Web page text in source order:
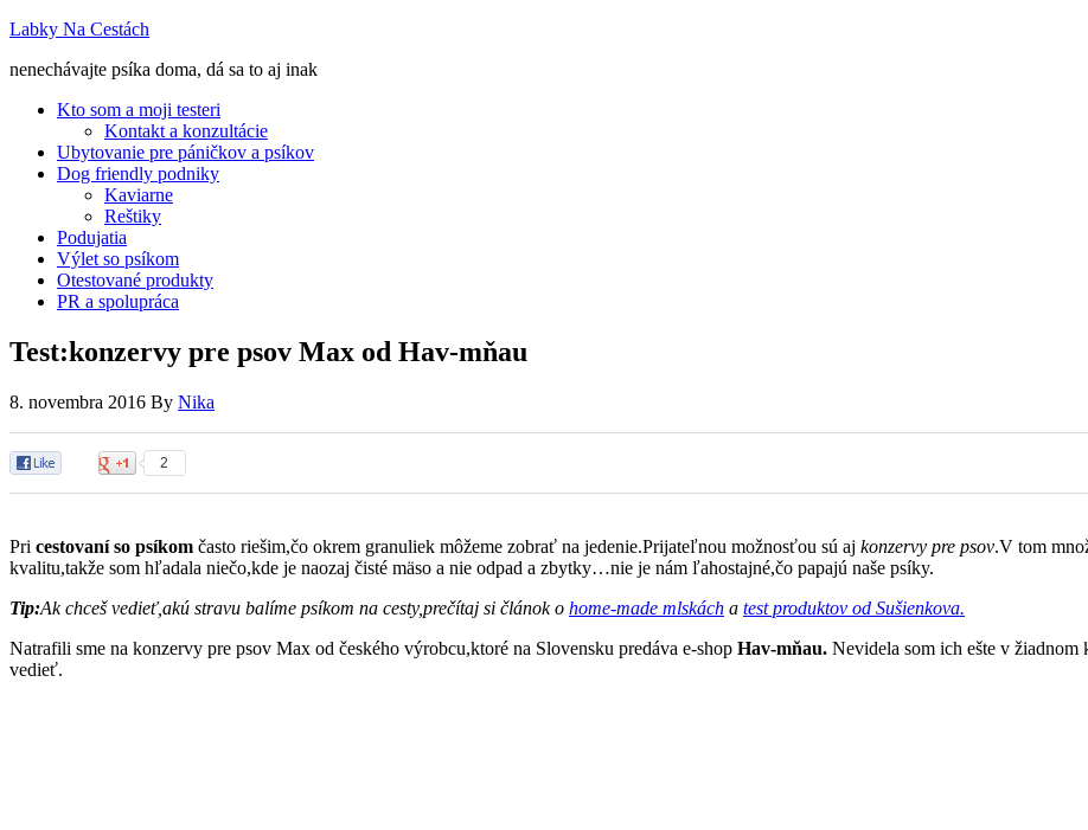
Labky Na Cestách
nenechávajte psíka doma, dá sa to aj inak
Kto som a moji testeri
Kontakt a konzultácie
Ubytovanie pre páničkov a psíkov
Dog friendly podniky
Kaviarne
Reštiky
Podujatia
Výlet so psíkom
Otestované produkty
PR a spolupráca
Test:konzervy pre psov Max od Hav-mňau
8. novembra 2016 By Nika
2
Pri cestovaní so psíkom často riešim,čo okrem granuliek môžeme zobrať na jedenie.Prijateľnou možnosťou sú aj konzervy pre psov.V tom
kvalitu,takže som hľadala niečo,kde je naozaj čisté mäso a nie odpad a zbytky…nie je nám ľahostajné,čo papajú naše psíky.
Tip:Ak chceš vedieť,akú stravu balíme psíkom na cesty,prečítaj si článok o home-made mlskách a test produktov od Sušienkova.
Natrafili sme na konzervy pre psov Max od českého výrobcu,ktoré na Slovensku predáva e-shop Hav-mňau. Nevidela som ich ešte v žiadnom
vedieť.